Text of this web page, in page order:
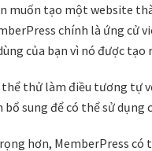
muốn tạo một website
chính là ứng cử
của bạn vì nó được tạo
thể thử làm điều tương tự
bổ sung để có thể sử dụng
hơn, MemberPress có